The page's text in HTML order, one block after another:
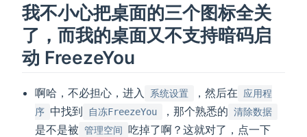
我不小心把桌面的三个图标全关
了，而我的桌面又不支持暗码启
动 FreezeYou
啊哈，不必担心，进入 系统设置 ，然后在
应用程
序 中找到 自冻FreezeYou ，那个熟悉的 清除数据
是不是被 管理空间 吃掉了啊？这就对了，点一下